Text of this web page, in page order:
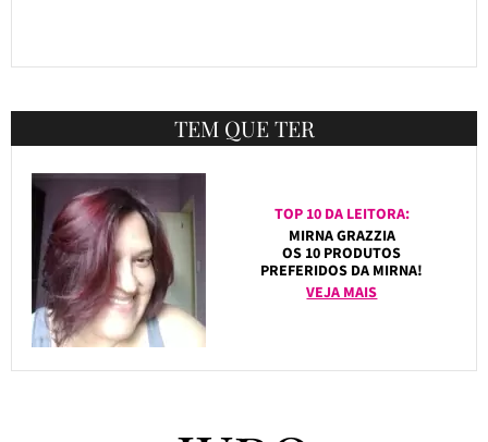
TEM QUE TER
TOP 10 DA LEITORA:
MIRNA GRAZZIA
OS 10 PRODUTOS
PREFERIDOS DA MIRNA!
VEJA MAIS